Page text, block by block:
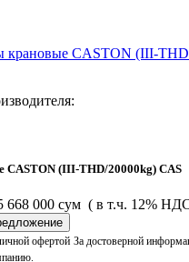
CASTON (III-THD/20000kg) CAS
668 000 сум ( в т.ч. 12%
офертой За достоверной